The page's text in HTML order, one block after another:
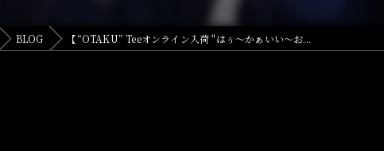
BLOG 【“OTAKU” Teeオンライン入荷 "はぅ〜かぁいい〜お...